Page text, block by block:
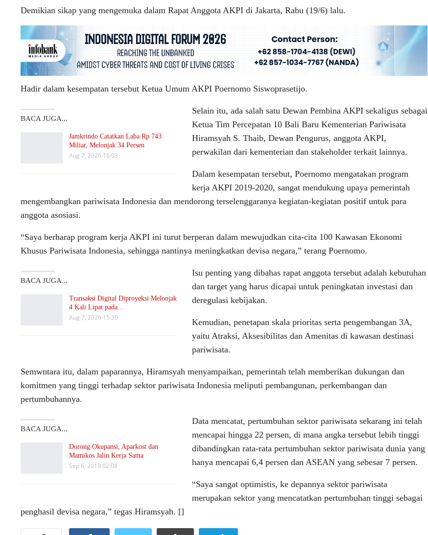
Demikian sikap yang mengemuka dalam Rapat Anggota AKPI di Jakarta, Rabu (19/6) lalu.
Hadir dalam kesempatan tersebut Ketua Umum AKPI Poernomo Siswoprasetijo.
BACA JUGA...
Jamkrindo Catatkan Laba Rp 743
Miliar, Melonjak 34 Persen
Aug 7, 2026 16:03
Selain itu, ada salah satu Dewan Pembina AKPI sekaligus sebagai
Ketua Tim Percepatan 10 Bali Baru Kementerian Pariwisata
Hiramsyah S. Thaib, Dewan Pengurus, anggota AKPI,
perwakilan dari kementerian dan stakeholder terkait lainnya.
Dalam kesempatan tersebut, Poernomo mengatakan program
kerja AKPI 2019-2020, sangat mendukung upaya pemerintah
mengembangkan pariwisata Indonesia dan mendorong terselenggaranya kegiatan-kegiatan positif untuk para
anggota asosiasi.
“Saya berharap program kerja AKPI ini turut berperan dalam mewujudkan cita-cita 100 Kawasan Ekonomi
Khusus Pariwisata Indonesia, sehingga nantinya meningkatkan devisa negara,” terang Poernomo.
BACA JUGA...
Transaksi Digital Diproyeksi Melonjak
4 Kali Lipat pada…
Aug 7, 2026 15:30
Isu penting yang dibahas rapat anggota tersebut adalah kebutuhan
dan target yang harus dicapai untuk peningkatan investasi dan
deregulasi kebijakan.
Kemudian, penetapan skala prioritas serta pengembangan 3A,
yaitu Atraksi, Aksesibilitas dan Amenitas di kawasan destinasi
pariwisata.
Semwntara itu, dalam paparannya, Hiramsyah menyampaikan, pemerintah telah memberikan dukungan dan
komitmen yang tinggi terhadap sektor pariwisata Indonesia meliputi pembangunan, perkembangan dan
pertumbuhannya.
BACA JUGA...
Dorong Okupansi, Aparkost dan
Mamikos Jalin Kerja Sama
Sep 6, 2019 02:08
Data mencatat, pertumbuhan sektor pariwisata sekarang ini telah
mencapai hingga 22 persen, di mana angka tersebut lebih tinggi
dibandingkan rata-rata pertumbuhan sektor pariwisata dunia yang
hanya mencapai 6,4 persen dan ASEAN yang sebesar 7 persen.
“Saya sangat optimistis, ke depannya sektor pariwisata
merupakan sektor yang mencatatkan pertumbuhan tinggi sebagai
penghasil devisa negara,” tegas Hiramsyah. []